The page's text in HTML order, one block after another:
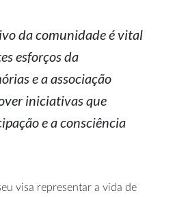
da comunidade é vital
esforços da
e a associação
iniciativas que
e a consciência
visa representar a vida de